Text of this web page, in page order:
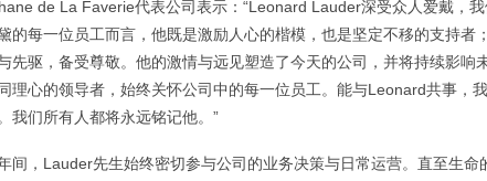
de La Faverie代表公司表示：“Leonard Lauder深受众人爱戴，我
的每一位员工而言，他既是激励人心的楷模，也是坚定不移的支持者
先驱，备受尊敬。他的激情与远见塑造了今天的公司，并将持续影响
理心的领导者，始终关怀公司中的每一位员工。能与Leonard共事，
我们所有人都将永远铭记他。”
间，Lauder先生始终密切参与公司的业务决策与日常运营。直至生命